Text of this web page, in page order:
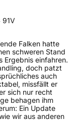
91V
Falken hatte
schweren Stand
Ergebnis einfahren.
doch patzt
auch
missfällt er
sich nur recht
behagen ihm
Ein Update
wir aus anderen